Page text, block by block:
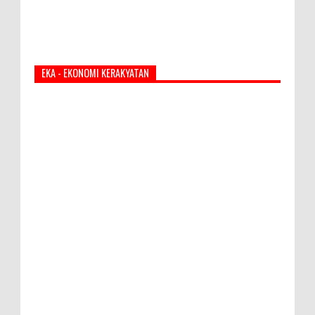
EKA - EKONOMI KERAKYATAN